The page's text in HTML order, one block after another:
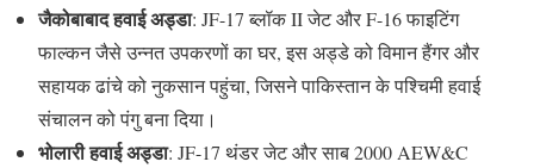
जैकोबाबाद हवाई अड्डा: JF-17 ब्लॉक II जेट और F-16 फाइटिंग
फाल्कन जैसे उन्नत उपकरणों का घर, इस अड्डे को विमान हैंगर और
सहायक ढांचे को नुकसान पहुंचा, जिसने पाकिस्तान के पश्चिमी हवाई
संचालन को पंगु बना दिया।
भोलारी हवाई अड्डा: JF-17 थंडर जेट और साब 2000 AEW&C